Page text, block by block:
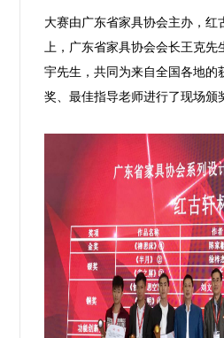
大赛由广东省家具协会主办，红
上，广东省家具协会会长王克
宇先生，共同为来自全国各地的
奖、最佳指导老师进行了现场颁